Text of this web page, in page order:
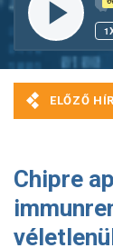
MI AZ A
Chipre